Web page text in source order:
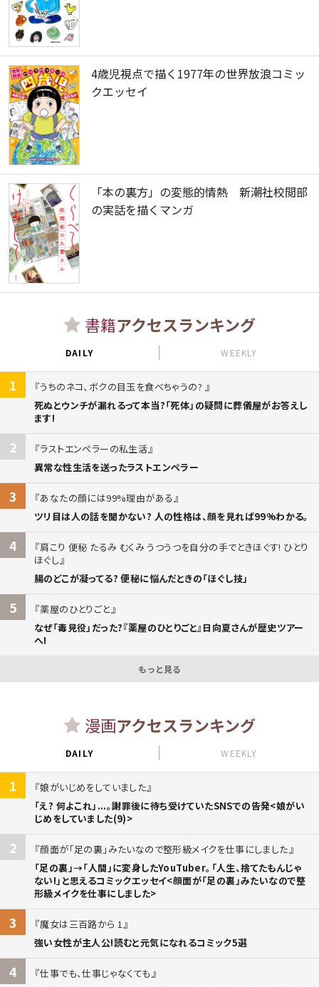
4歳児視点で描く1977年の世界放浪コミッ
クエッセイ
「本の裏方」の変態的情熱 新潮社校閲部
の実話を描くマンガ
書籍アクセスランキング
DAILY WEEKLY
1
うちのネコ、ボクの目玉を食べちゃうの?
死ぬとウンチが漏れるって本当?「死体」の疑問に葬儀屋がお答えし
ます!
2
ラストエンペラーの私生活
異常な性生活を送ったラストエンペラー
3
あなたの顔には99%理由がある
ツリ目は人の話を聞かない? 人の性格は、顔を見れば99%わかる。
4
肩こり 便秘 たるみ むくみ うつうつを自分の手でときほぐす! ひとり
ほぐし
腸のどこが凝ってる? 便秘に悩んだときの「ほぐし技」
5
薬屋のひとりごと
なぜ「毒見役」だった?『薬屋のひとりごと』日向夏さんが歴史ツアー
へ!
もっと見る
漫画アクセスランキング
DAILY WEEKLY
1
娘がいじめをしていました
「え? 何よこれ」...。謝罪後に待ち受けていたSNSでの告発<娘がい
じめをしていました(9)>
2
顔面が「足の裏」みたいなので整形級メイクを仕事にしました
「足の裏」→「人間」に変身したYouTuber。「人生、捨てたもんじゃ
ない!」と思えるコミックエッセイ<顔面が「足の裏」みたいなので整
形級メイクを仕事にしました>
3
魔女は三百路から 1
強い女性が主人公!読むと元気になれるコミック5選
4
仕事でも、仕事じゃなくても